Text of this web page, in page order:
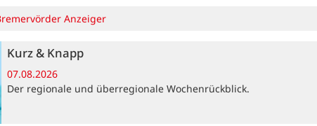
Anzeiger
Kurz & Knapp
07.08.2026
Der regionale und überregionale Wochenrückblick.